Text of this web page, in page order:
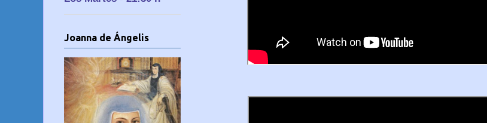
Joanna de Ángelis